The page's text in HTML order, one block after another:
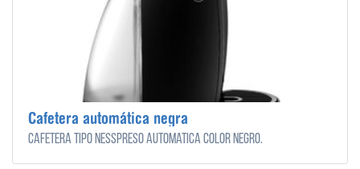
Cafetera automática negra
Cafetera tipo nesspreso automática color negro.